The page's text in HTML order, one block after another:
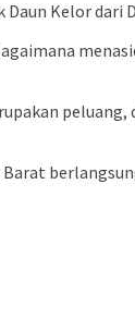
Kelor dari